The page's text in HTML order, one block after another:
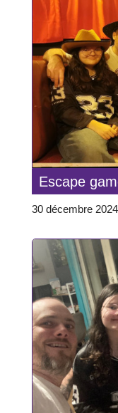
Escape
30 décembre 2024